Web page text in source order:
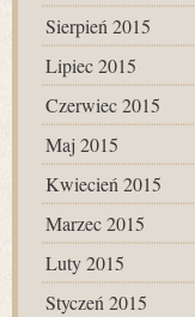
Sierpień 2015
Lipiec 2015
Czerwiec 2015
Maj 2015
Kwiecień 2015
Marzec 2015
Luty 2015
Styczeń 2015